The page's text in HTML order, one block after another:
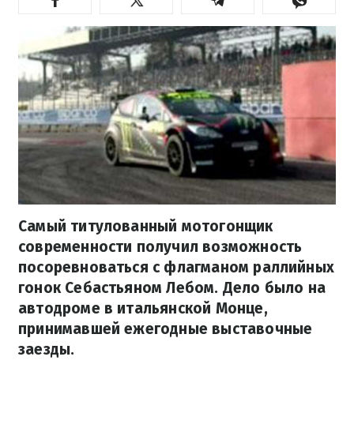
Самый титулованный мотогонщик
современности получил возможность
посоревноваться с флагманом раллийных
гонок Себастьяном Лебом. Дело было на
автодроме в итальянской Монце,
принимавшей ежегодные выставочные
заезды.